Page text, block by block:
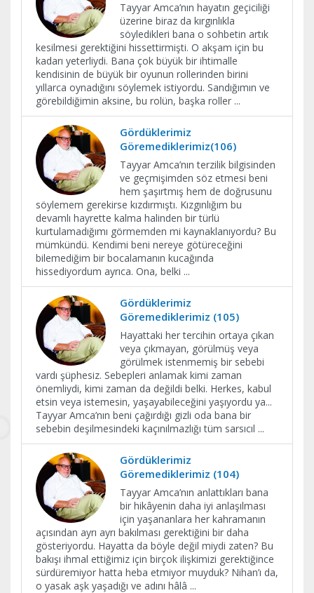
Tayyar Amca’nın hayatın geçiciliği
üzerine biraz da kırgınlıkla
söyledikleri bana o sohbetin artık
kesilmesi gerektiğini hissettirmişti. O akşam için bu
kadarı yeterliydi. Bana çok büyük bir ihtimalle
kendisinin de büyük bir oyunun rollerinden birini
yıllarca oynadığını söylemek istiyordu. Sandığımın ve
görebildiğimin aksine, bu rolün, başka roller ...
Gördüklerimiz
Göremediklerimiz(106)
Tayyar Amca’nın terzilik bilgisinden
ve geçmişimden söz etmesi beni
hem şaşırtmış hem de doğrusunu
söylemem gerekirse kızdırmıştı. Kızgınlığım bu
devamlı hayrette kalma halinden bir türlü
kurtulamadığımı görmemden mi kaynaklanıyordu? Bu
mümkündü. Kendimi beni nereye götüreceğini
bilemediğim bir bocalamanın kucağında
hissediyordum ayrıca. Ona, belki ...
Gördüklerimiz
Göremediklerimiz (105)
Hayattaki her tercihin ortaya çıkan
veya çıkmayan, görülmüş veya
görülmek istenmemiş bir sebebi
vardı şüphesiz. Sebepleri anlamak kimi zaman
önemliydi, kimi zaman da değildi belki. Herkes, kabul
etsin veya istemesin, yaşayabileceğini yaşıyordu ya...
Tayyar Amca’nın beni çağırdığı gizli oda bana bir
sebebin deşilmesindeki kaçınılmazlığı tüm sarsıcıl ...
Gördüklerimiz
Göremediklerimiz (104)
Tayyar Amca’nın anlattıkları bana
bir hikâyenin daha iyi anlaşılması
için yaşananlara her kahramanın
açısından ayrı ayrı bakılması gerektiğini bir daha
gösteriyordu. Hayatta da böyle değil miydi zaten? Bu
bakışı ihmal ettiğimiz için birçok ilişkimizi gerektiğince
sürdüremiyor hatta heba etmiyor muyduk? Nihan’ı da,
o yasak aşk yaşadığı ve adını hâlâ ...